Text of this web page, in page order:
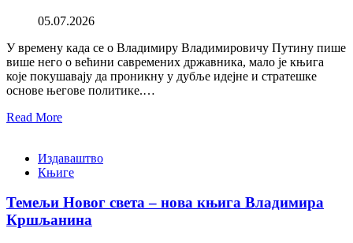
05.07.2026
У времену када се о Владимиру Владимировичу Путину пише
више него о већини савремених државника, мало је књига
које покушавају да проникну у дубље идејне и стратешке
основе његове политике.…
Read More
Издаваштво
Књиге
Темељи Новог света – нова књига Владимира
Кршљанина